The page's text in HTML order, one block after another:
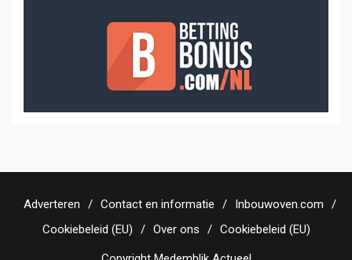
Adverteren Contact en informatie
Inbouwoven.com
Cookiebeleid (EU)
Over ons Cookiebeleid (EU)